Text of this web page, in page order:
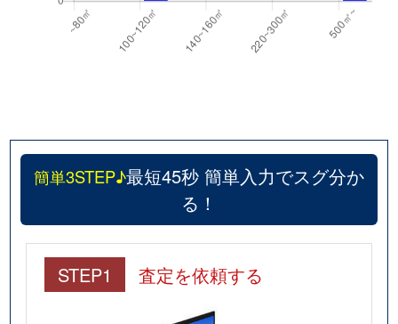
簡単3STEP♪最短45秒 簡単入力でスグ分か
る！
STEP1 査定を依頼する